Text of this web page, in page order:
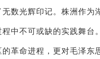
光辉印记。株洲作为
中不可或缺的实践舞台
革命进程，更对毛泽